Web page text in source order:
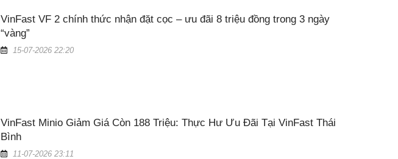
VinFast VF 2 chính thức nhận đặt cọc – ưu đãi 8 triệu đồng trong 3 ngày
“vàng”
15-07-2026 22:20
VinFast Minio Giảm Giá Còn 188 Triệu: Thực Hư Ưu Đãi Tại VinFast Thái
Bình
11-07-2026 23:11